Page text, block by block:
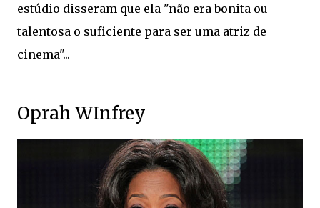
estúdio disseram que ela "não era bonita ou
talentosa o suficiente para ser uma atriz de
cinema"...
Oprah WInfrey